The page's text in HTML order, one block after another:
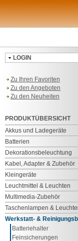
LOGIN
Zu Ihren Favoriten
Zu den Angeboten
Zu den Neuheiten
PRODUKTÜBERSICHT
Akkus und Ladegeräte
Batterien
Dekorationsbeleuchtung
Kabel, Adapter & Zubehör
Kleingeräte
Leuchtmittel & Leuchten
Multimedia-Zubehör
Taschenlampen &
Werkstatt- &
Batteriehalter
Feinsicherungen